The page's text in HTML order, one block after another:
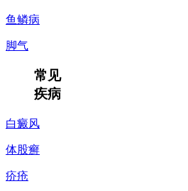
鱼鳞病
脚气
常见
疾病
白癜风
体股癣
疥疮